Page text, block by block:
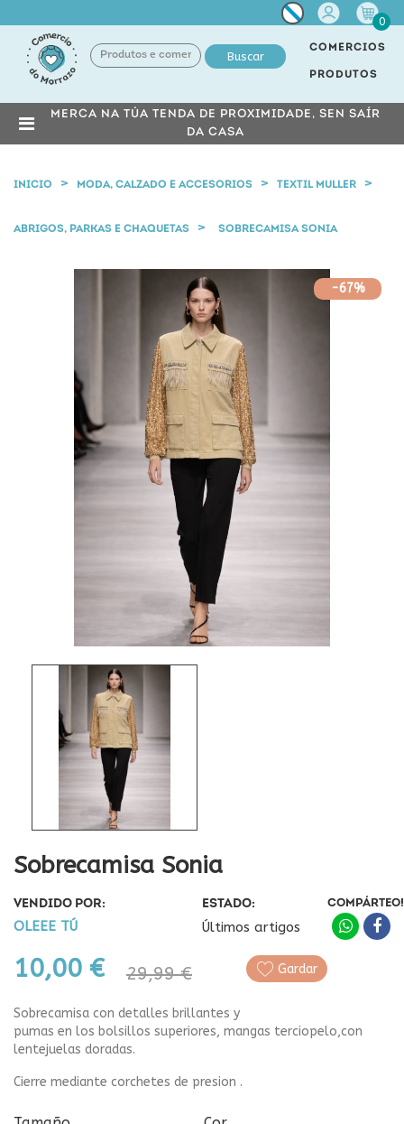
Miña
conta
0
Buscar
COMERCIOS
PRODUTOS
MERCA NA TÚA TENDA DE PROXIMIDADE, SEN SAÍR
DA CASA
INICIO MODA, CALZADO E ACCESORIOS TEXTIL MULLER
ABRIGOS, PARKAS E CHAQUETAS SOBRECAMISA SONIA
-67%
Sobrecamisa Sonia
VENDIDO POR:
OLEEE TÚ
ESTADO:
Últimos artigos
10,00 € 29,99 €
COMPÁRTEO!
Gardar
Sobrecamisa con detalles brillantes y
pumas en los bolsillos superiores, mangas terciopelo,con
lentejuelas doradas.
Cierre mediante corchetes de presion .